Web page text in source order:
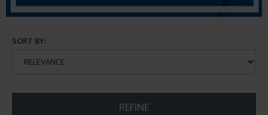
SORT BY:
REFINE